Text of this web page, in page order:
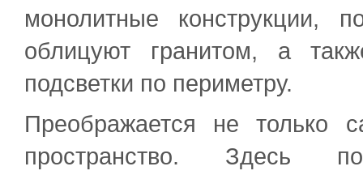
монолитные конструкции,
облицуют гранитом, а
подсветки по периметру.
Преображается не только
пространство. Здесь